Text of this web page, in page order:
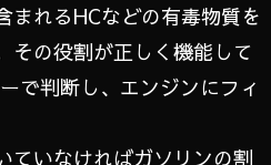
まれるHCなどの有毒物質を
その役割が正しく機能して
で判断し、エンジンにフィ
ていなければガソリンの割